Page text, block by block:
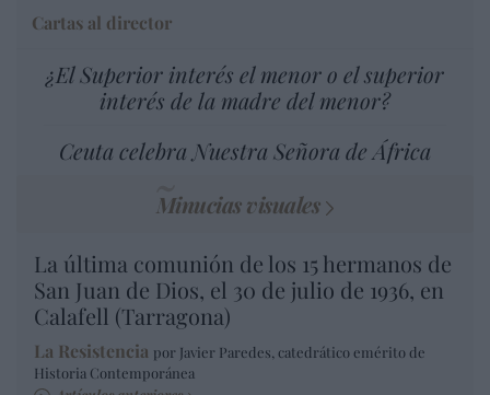
Cartas al director
¿El Superior interés el menor o el superior
interés de la madre del menor?
Ceuta celebra Nuestra Señora de África
Minucias visuales
La última comunión de los 15 hermanos de
San Juan de Dios, el 30 de julio de 1936, en
Calafell (Tarragona)
La Resistencia por Javier Paredes, catedrático emérito de
Historia Contemporánea